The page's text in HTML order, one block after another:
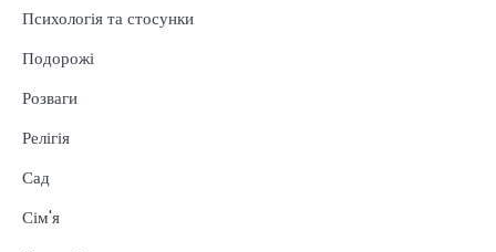
Психологія та стосунки
Подорожі
Розваги
Релігія
Сад
Сім'я